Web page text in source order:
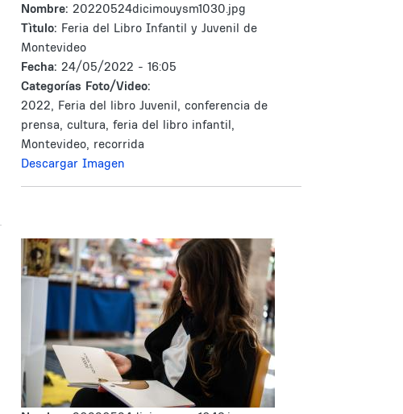
Nombre: 20220524dicimouysm1030.jpg
Tìtulo: Feria del Libro Infantil y Juvenil de
Montevideo
Fecha: 24/05/2022 - 16:05
Categorías Foto/Video:
2022, Feria del libro Juvenil, conferencia de
prensa, cultura, feria del libro infantil,
Montevideo, recorrida
Descargar Imagen